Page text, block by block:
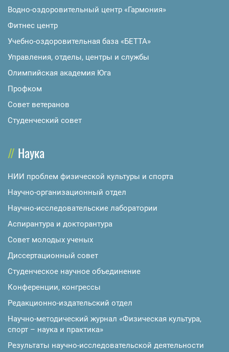
Водно-оздоровительный центр «Гармония»
Фитнес центр
Учебно-оздоровительная база «БЕТТА»
Управления, отделы, центры и службы
Олимпийская академия Юга
Профком
Совет ветеранов
Студенческий совет
Наука
НИИ проблем физической культуры и спорта
Научно-организационный отдел
Научно-исследовательские лаборатории
Аспирантура и докторантура
Совет молодых ученых
Диссертационный совет
Студенческое научное объединение
Конференции, конгрессы
Редакционно-издательский отдел
Научно-методический журнал «Физическая культура,
спорт – наука и практика»
Результаты научно-исследовательской деятельности